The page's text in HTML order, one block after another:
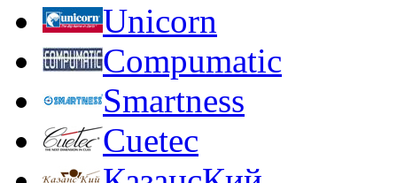
Unicorn
Compumatic
Smartness
Cuetec